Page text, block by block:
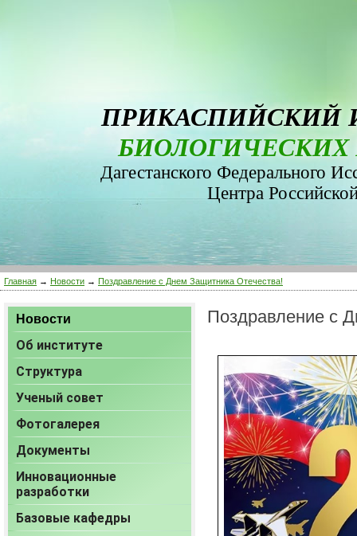
ПРИКАСПИЙСКИЙ
БИОЛОГИЧЕСКИХ
Дагестанского Федерального
Центра
Главная → Новости → Поздравление с Днем Защитника Отечества!
Новости
Об институте
Структура
Ученый совет
Фотогалерея
Документы
Инновационные
разработки
Базовые кафедры
Поздравление с